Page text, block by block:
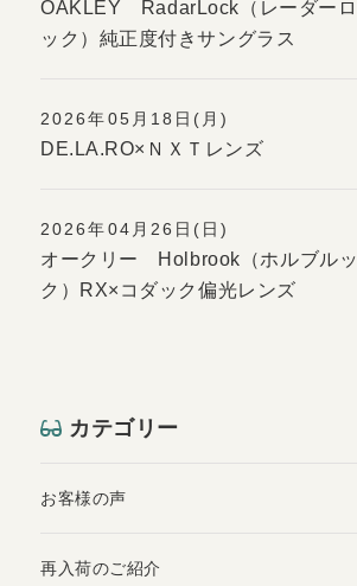
OAKLEY RadarLock（レーダーロ
ック）純正度付きサングラス
2026年05月18日(月)
DE.LA.RO×ＮＸＴレンズ
2026年04月26日(日)
オークリー Holbrook（ホルブルッ
ク）RX×コダック偏光レンズ
カテゴリー
お客様の声
再入荷のご紹介